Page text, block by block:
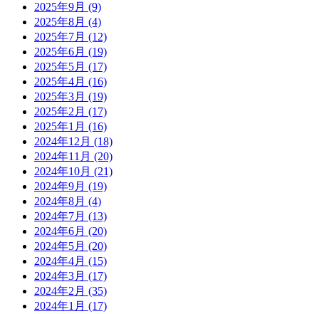
2025年9月 (9)
2025年8月 (4)
2025年7月 (12)
2025年6月 (19)
2025年5月 (17)
2025年4月 (16)
2025年3月 (19)
2025年2月 (17)
2025年1月 (16)
2024年12月 (18)
2024年11月 (20)
2024年10月 (21)
2024年9月 (19)
2024年8月 (4)
2024年7月 (13)
2024年6月 (20)
2024年5月 (20)
2024年4月 (15)
2024年3月 (17)
2024年2月 (35)
2024年1月 (17)